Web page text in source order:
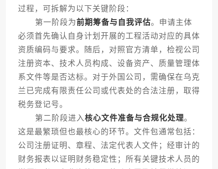
过程，可拆解为以下关键阶段：
第一阶段为前期筹备与自我评估。申请主体
必须首先确认自身计划开展的工程活动对应的具体
资质编码与要求。随后，对照官方清单，检视公司
注册资本、技术人员构成、设备资产、质量管理体
系文件等是否达标。对于外国公司，需确保在乌克
兰已完成有限责任公司或代表处的合法注册，取得
税务登记号。
第二阶段进入核心文件准备与合规化处理。
这是最繁琐但也最核心的环节。文件包通常包括：
公司注册证明、章程、法定代表人文件；经审计的
财务报表以证明财务稳定性；所有关键技术人员的